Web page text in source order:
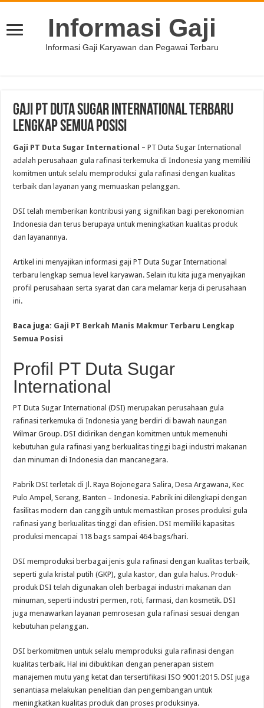
Informasi Gaji
Informasi Gaji Karyawan dan Pegawai Terbaru
Gaji PT Duta Sugar International Terbaru
Lengkap Semua Posisi
Gaji PT Duta Sugar International – PT Duta Sugar International
adalah perusahaan gula rafinasi terkemuka di Indonesia yang memiliki
komitmen untuk selalu memproduksi gula rafinasi dengan kualitas
terbaik dan layanan yang memuaskan pelanggan.
DSI telah memberikan kontribusi yang signifikan bagi perekonomian
Indonesia dan terus berupaya untuk meningkatkan kualitas produk
dan layanannya.
Artikel ini menyajikan informasi gaji PT Duta Sugar International
terbaru lengkap semua level karyawan. Selain itu kita juga menyajikan
profil perusahaan serta syarat dan cara melamar kerja di perusahaan
ini.
Baca juga: Gaji PT Berkah Manis Makmur Terbaru Lengkap
Semua Posisi
Profil PT Duta Sugar
International
PT Duta Sugar International (DSI) merupakan perusahaan gula
rafinasi terkemuka di Indonesia yang berdiri di bawah naungan
Wilmar Group. DSI didirikan dengan komitmen untuk memenuhi
kebutuhan gula rafinasi yang berkualitas tinggi bagi industri makanan
dan minuman di Indonesia dan mancanegara.
Pabrik DSI terletak di Jl. Raya Bojonegara Salira, Desa Argawana, Kec
Pulo Ampel, Serang, Banten – Indonesia. Pabrik ini dilengkapi dengan
fasilitas modern dan canggih untuk memastikan proses produksi gula
rafinasi yang berkualitas tinggi dan efisien. DSI memiliki kapasitas
produksi mencapai 118 bags sampai 464 bags/hari.
DSI memproduksi berbagai jenis gula rafinasi dengan kualitas terbaik,
seperti gula kristal putih (GKP), gula kastor, dan gula halus. Produk-
produk DSI telah digunakan oleh berbagai industri makanan dan
minuman, seperti industri permen, roti, farmasi, dan kosmetik. DSI
juga menawarkan layanan pemrosesan gula rafinasi sesuai dengan
kebutuhan pelanggan.
DSI berkomitmen untuk selalu memproduksi gula rafinasi dengan
kualitas terbaik. Hal ini dibuktikan dengan penerapan sistem
manajemen mutu yang ketat dan tersertifikasi ISO 9001:2015. DSI juga
senantiasa melakukan penelitian dan pengembangan untuk
meningkatkan kualitas produk dan proses produksinya.